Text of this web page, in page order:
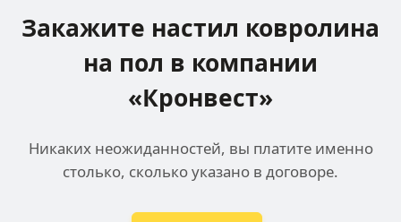
Закажите настил ковролина
на пол в компании
«Кронвест»
Никаких неожиданностей, вы платите именно
столько, сколько указано в договоре.